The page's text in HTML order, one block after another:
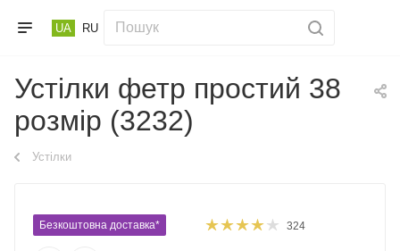
UA RU
Устілки фетр простий 38
розмір (3232)
Устілки
Безкоштовна доставка* 324